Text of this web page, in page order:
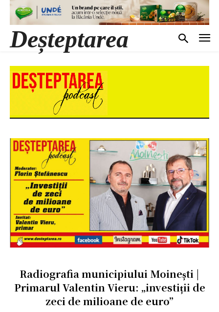
Deșteptarea
Radiografia municipiului Moinești |
Primarul Valentin Vieru: „investiții de
zeci de milioane de euro”